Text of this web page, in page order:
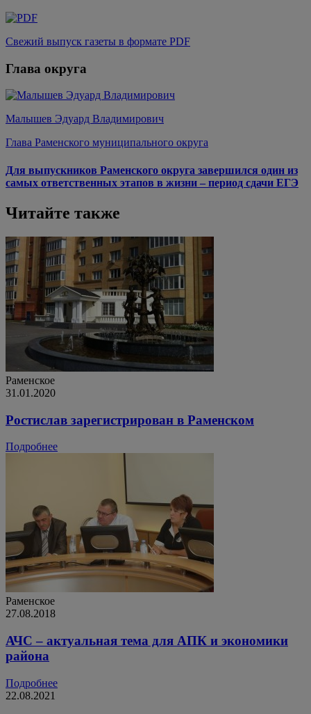
Свежий выпуск газеты в формате PDF
Глава округа
Малышев Эдуард Владимирович
Глава Раменского муниципального округа
Для выпускников Раменского округа завершился один из
самых ответственных этапов в жизни – период сдачи ЕГЭ
Читайте также
Раменское
31.01.2020
Ростислав зарегистрирован в Раменском
Подробнее
Раменское
27.08.2018
АЧС – актуальная тема для АПК и экономики
района
Подробнее
22.08.2021